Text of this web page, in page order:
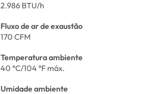
2.986 BTU/h
Fluxo de ar de exaustão
170 CFM
Temperatura ambiente
40 °C/104 °F máx.
Umidade ambiente